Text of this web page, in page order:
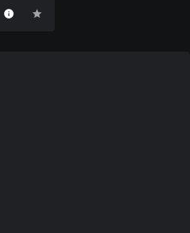
info star